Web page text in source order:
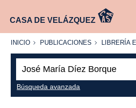
CASA DE VELÁZQUEZ
INICIO
INICIO PUBLICACIONES
PUBLICACIONES
LIBRERÍA
LÍNEA
LIBRERÍA
Búsqueda avanzada